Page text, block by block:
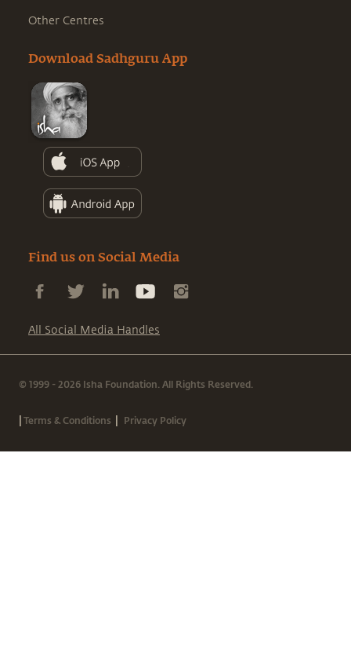
Other Centres
Download Sadhguru App
Find us on Social Media
All Social Media Handles
© 1999 - 2026 Isha Foundation. All Rights Reserved.
|Terms & Conditions | Privacy Policy